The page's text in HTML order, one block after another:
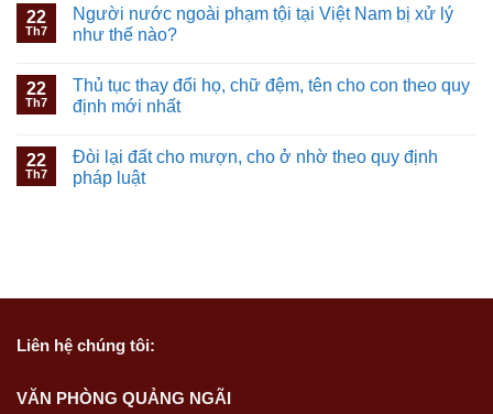
22
Th7
Người nước ngoài phạm tội tại Việt Nam bị xử lý
như thế nào?
22
Th7
Thủ tục thay đổi họ, chữ đệm, tên cho con theo quy
định mới nhất
22
Th7
Đòi lại đất cho mượn, cho ở nhờ theo quy định
pháp luật
Liên hệ chúng tôi:
VĂN PHÒNG QUẢNG NGÃI